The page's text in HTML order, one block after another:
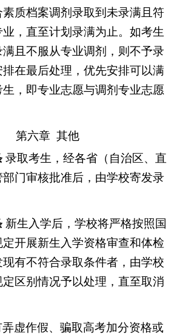
质档案调剂录取到未录满且符
，直至计划录满为止。如考生
且不服从专业调剂，则不予录
在最后处理，优先安排可以满
，即专业志愿与调剂专业志愿
第六章 其他
录取考生，经各省（自治区、直
门审核批准后，由学校寄发录
新生入学后，学校将严格按照国
开展新生入学资格审查和体检
有不符合录取条件者，由学校
区别情况予以处理，直至取消
弄虚作假、骗取高考加分资格或